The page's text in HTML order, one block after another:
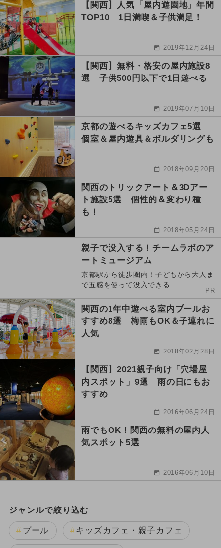
【関西】人気「屋内遊園地」年間
TOP10 1日満喫＆子供満足！
2019年12月24日
【関西】無料・格安の屋内施設8
選 子供500円以下で1日遊べる
2019年07月10日
京都の遊べるキッズカフェ5選
個室＆屋内遊具＆ボルダリングも
2018年09月20日
関西のトリックアート＆3Dアー
ト施設5選 個性的＆変わり種
も！
2018年05月24日
親子で没入する！チームラボのア
ートミュージアム
京都駅から徒歩圏内！子どもから大人ま
で五感を使って没入できる
PR
関西の1年中遊べる室内プールお
すすめ8選 梅雨もOK＆子連れに
人気
2018年02月28日
【関西】2021親子向け「穴場屋
内スポット」9選 雨の日にもお
すすめ
2016年06月24日
雨でもOK！関西の無料の屋内人
気スポット5選
2016年06月10日
ジャンルで絞り込む
プール キッズカフェ・親子カフェ